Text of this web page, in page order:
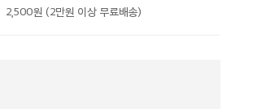
2,500원 (2만원 이상 무료배송)